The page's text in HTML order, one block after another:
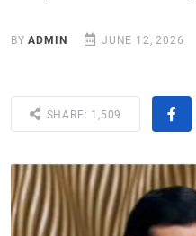
BYADMIN JUNE 12, 2026
SHARE: 1,509